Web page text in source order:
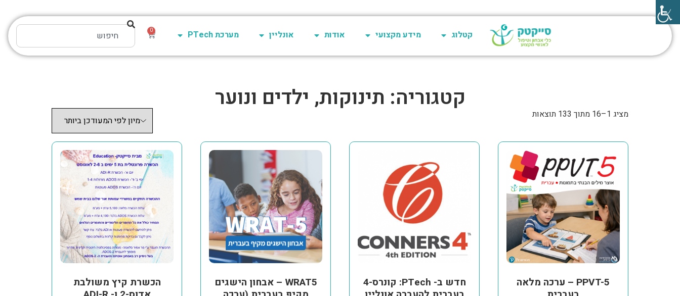
0 קטלוג מידע מקצועי אודות אונליין מערכת PTech
קטגוריה: תינוקות, ילדים ונוער
מציג 1–16 מתוך 133 תוצאות
PPVT-5 – ערכה מלאה
חדש ב- PTech: קונרס-4
WRAT5 – אבחון הישגים
הכשרת קיץ משולבת